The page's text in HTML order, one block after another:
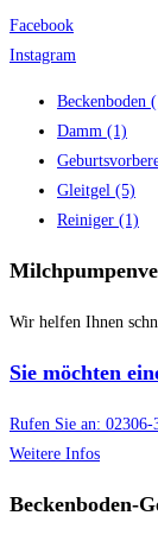
Facebook
Instagram
Beckenboden
Damm (1)
Gleitgel (5)
Reiniger (1)
Wir helfen Ihnen
Sie möchten
Rufen Sie an: 02306-
Weitere Infos
Beckenboden-